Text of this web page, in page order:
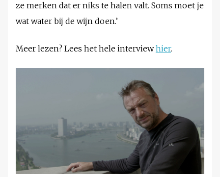
ze merken dat er niks te halen valt. Soms moet je
wat water bij de wijn doen.’
Meer lezen? Lees het hele interviewhier.